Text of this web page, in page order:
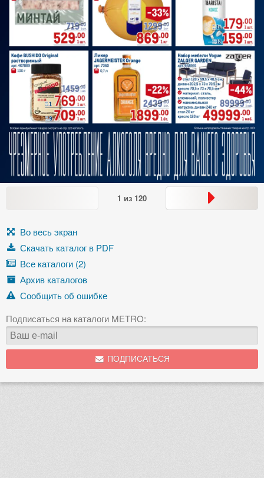
1 из 120
Во весь экран
Скачать каталог в PDF
Все каталоги (2)
Архив каталогов
Сообщить об ошибке
Подписаться на каталоги METRO:
ПОДПИСАТЬСЯ